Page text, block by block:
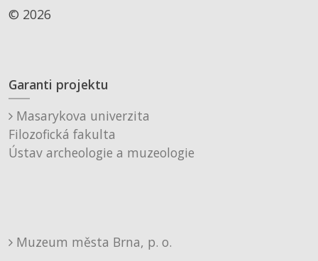
© 2026
Garanti projektu
Masarykova univerzita
Filozofická fakulta
Ústav archeologie a muzeologie
Muzeum města Brna, p. o.